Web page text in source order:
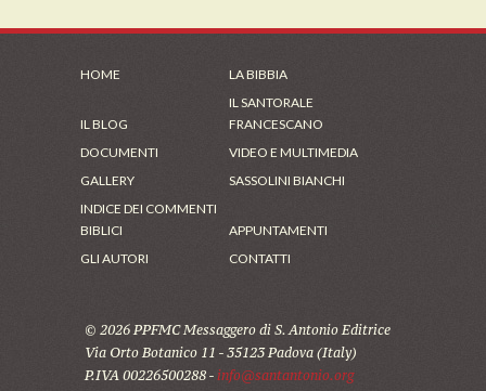
HOME LA BIBBIA
IL BLOG
IL SANTORALE
FRANCESCANO
DOCUMENTI
VIDEO E MULTIMEDIA
GALLERY
SASSOLINI BIANCHI
INDICE DEI COMMENTI
BIBLICI
APPUNTAMENTI
GLI AUTORI
CONTATTI
© 2026 PPFMC Messaggero di S. Antonio Editrice
Via Orto Botanico 11 - 35123 Padova (Italy)
P.IVA 00226500288 - info@santantonio.org